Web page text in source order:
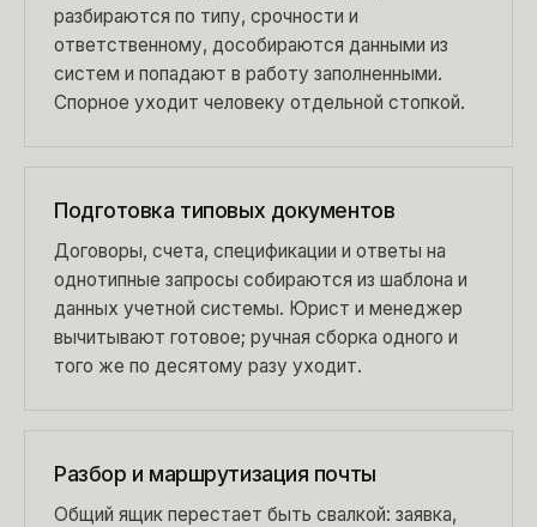
разбираются по типу, срочности и
ответственному, дособираются данными из
систем и попадают в работу заполненными.
Спорное уходит человеку отдельной стопкой.
Подготовка типовых документов
Договоры, счета, спецификации и ответы на
однотипные запросы собираются из шаблона и
данных учетной системы. Юрист и менеджер
вычитывают готовое; ручная сборка одного и
того же по десятому разу уходит.
Разбор и маршрутизация почты
Общий ящик перестает быть свалкой: заявка,